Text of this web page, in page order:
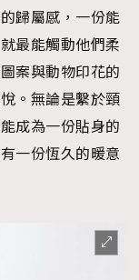
歸屬感，一份能
最能觸動他們柔
案與動物印花的
。無論是繫於頸
成為一份貼身的
一份恆久的暖意